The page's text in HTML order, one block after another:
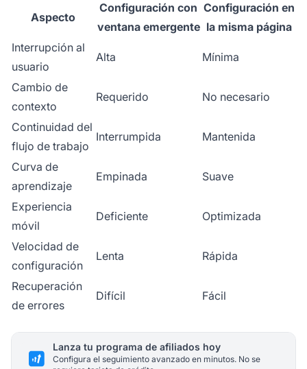
Aspecto
Configuración con
ventana emergente
Configuración en
la misma página
Interrupción al
usuario
Alta Mínima
Cambio de
contexto
Requerido No necesario
Continuidad del
flujo de trabajo
Interrumpida Mantenida
Curva de
aprendizaje
Empinada Suave
Experiencia
móvil
Deficiente Optimizada
Velocidad de
configuración
Lenta Rápida
Recuperación
de errores
Difícil Fácil
Lanza tu programa de afiliados hoy
Configura el seguimiento avanzado en minutos. No se